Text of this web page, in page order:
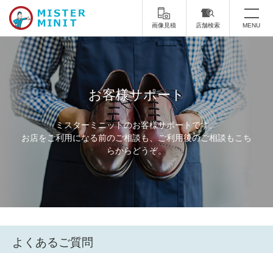
画像見積 店舗検索 MENU
トップ
ミスターミニットについて
修理サービス・料金
スーツケース修理 靴修理
スニーカー修理 靴磨き
カバンの修理 時計修理・電池交換
印鑑・はんこの作製
お客様サポート
ミスターミニットのお客様サポートです。
お店をご利用になる前のご相談も、ご利用後のご相談もこち
らからどうぞ。
よくあるご質問